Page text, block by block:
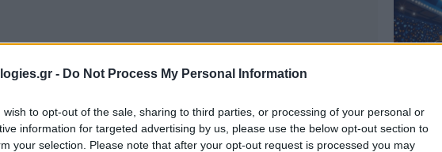
- Do Not Process My Personal Information
wish to opt-out of the sale, sharing to third parties, or processing of your personal or
information for targeted advertising by us, please use the below opt-out section to
your selection. Please note that after your opt-out request is processed you may